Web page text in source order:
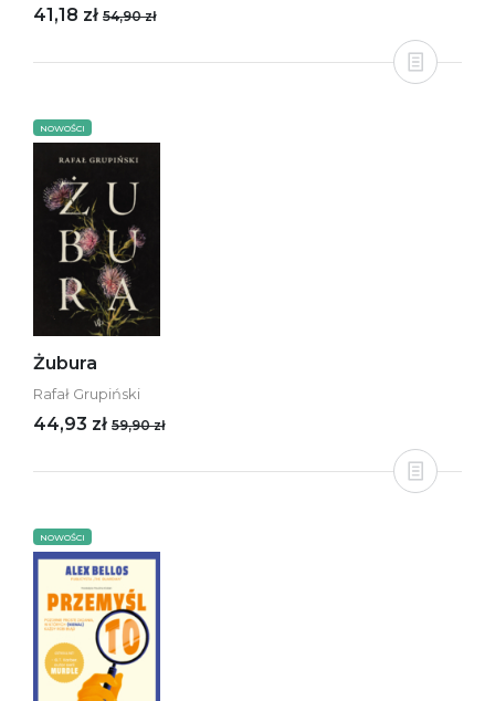
41,18 zł 54,90 zł
NOWOŚCI
Żubura
Rafał Grupiński
44,93 zł 59,90 zł
NOWOŚCI